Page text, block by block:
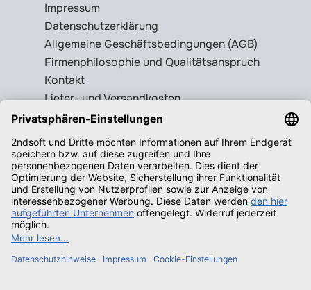
Impressum
Datenschutzerklärung
Allgemeine Geschäftsbedingungen (AGB)
Firmenphilosophie und Qualitätsanspruch
Kontakt
Liefer- und Versandkosten
Rückgabebedingungen
Wissenswertes
Legale Gebrauchtsoftware erkennen
Produktschlüssel = Lizenz?
Microsoft Office legal erwerben
Qualifizierende Betriebssysteme f.